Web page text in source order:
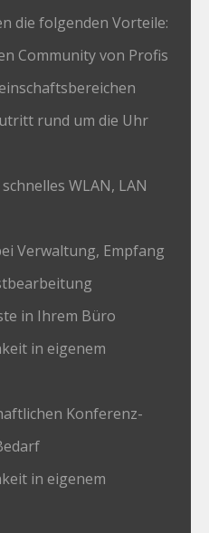
die folgenden Vorteile:
Community von Profis
rund um die Uhr
WLAN, LAN
Verwaltung, Empfang
in Ihrem Büro
in eigenem
Konferenz-
in eigenem